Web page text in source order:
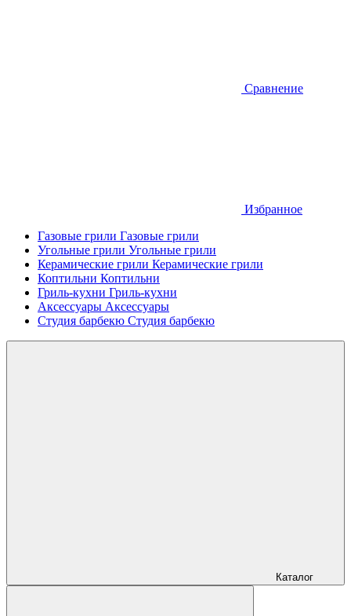
Сравнение
Избранное
Газовые грили Газовые грили
Угольные грили Угольные грили
Керамические грили Керамические грили
Коптильни Коптильни
Гриль-кухни Гриль-кухни
Аксессуары Аксессуары
Студия барбекю Студия барбекю
Каталог